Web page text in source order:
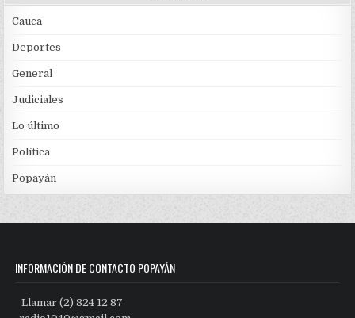
Cauca
Deportes
General
Judiciales
Lo último
Política
Popayán
INFORMACIÓN DE CONTACTO POPAYÁN
Llamar (2) 824 12 87